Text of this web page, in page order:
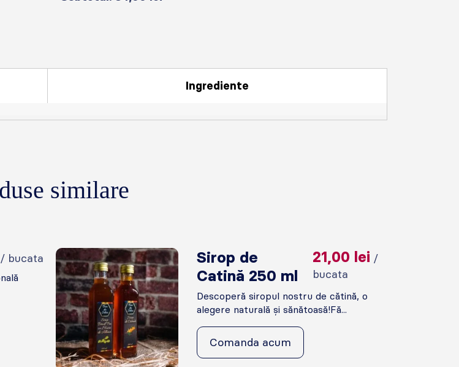
Ingrediente
similare
/ bucata
Sirop de
Catină 250 ml
21,00 lei /
bucata
Descoperă siropul nostru de cătină, o
alegere naturală și sănătoasă!Fă...
Comanda acum